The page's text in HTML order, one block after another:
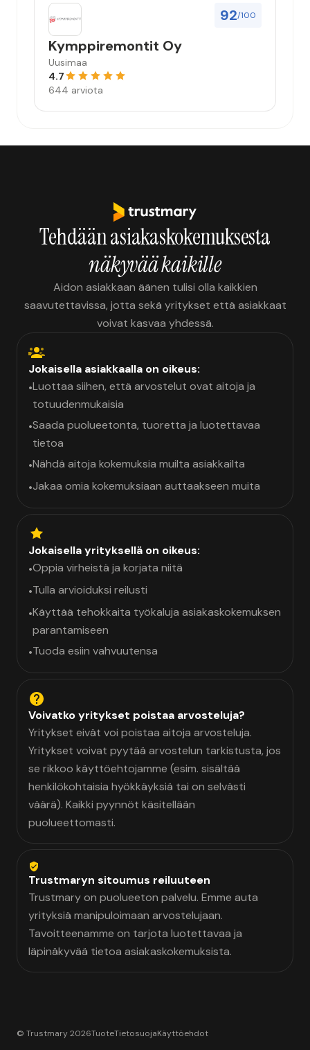
92/100
Kymppiremontit Oy
Uusimaa
4.7
644 arviota
Tehdään asiakaskokemuksesta
näkyvää kaikille
Aidon asiakkaan äänen tulisi olla kaikkien
saavutettavissa, jotta sekä yritykset että asiakkaat
voivat kasvaa yhdessä.
Jokaisella asiakkaalla on oikeus:
•Luottaa siihen, että arvostelut ovat aitoja ja
totuudenmukaisia
•Saada puolueetonta, tuoretta ja luotettavaa
tietoa
•Nähdä aitoja kokemuksia muilta asiakkailta
•Jakaa omia kokemuksiaan auttaakseen muita
Jokaisella yrityksellä on oikeus:
•Oppia virheistä ja korjata niitä
•Tulla arvioiduksi reilusti
•Käyttää tehokkaita työkaluja asiakaskokemuksen
parantamiseen
•Tuoda esiin vahvuutensa
Voivatko yritykset poistaa arvosteluja?
Yritykset eivät voi poistaa aitoja arvosteluja.
Yritykset voivat pyytää arvostelun tarkistusta, jos
se rikkoo käyttöehtojamme (esim. sisältää
henkilökohtaisia hyökkäyksiä tai on selvästi
väärä). Kaikki pyynnöt käsitellään
puolueettomasti.
Trustmaryn sitoumus reiluuteen
Trustmary on puolueeton palvelu. Emme auta
yrityksiä manipuloimaan arvostelujaan.
Tavoitteenamme on tarjota luotettavaa ja
läpinäkyvää tietoa asiakaskokemuksista.
© Trustmary 2026TuoteTietosuojaKäyttöehdot